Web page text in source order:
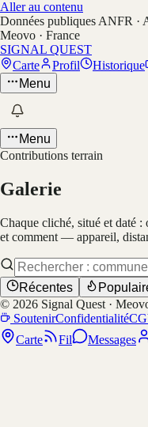
Aller au contenu
Données publiques ANFR ·
Meovo · France
SIGNAL QUEST
Carte
Profil Historique
Menu
Menu
Contributions terrain
Galerie
Chaque cliché, situé et daté :
et comment — appareil,
Récentes
© 2026 Signal Quest ·
SoutenirConfidentialité
Carte
Fil Messages